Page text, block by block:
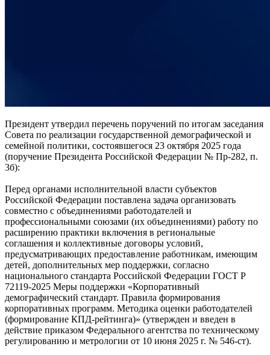
Президент утвердил перечень поручений по итогам заседания
Совета по реализации государственной демографической и
семейной политики, состоявшегося 23 октября 2025 года
(поручение Президента Российской Федерации № Пр-282, п.
3б):
Перед органами исполнительной власти субъектов
Российской Федерации поставлена задача организовать
совместно с объединениями работодателей и
профессиональными союзами (их объединениями) работу по
расширению практики включения в региональные
соглашения и коллективные договоры условий,
предусматривающих предоставление работникам, имеющим
детей, дополнительных мер поддержки, согласно
национального стандарта Российской Федерации ГОСТ Р
72119-2025 Меры поддержки «Корпоративный
демографический стандарт. Правила формирования
корпоративных программ. Методика оценки работодателей
(формирование КПД-рейтинга)» (утвержден и введен в
действие приказом Федерального агентства по техническому
регулированию и метрологии от 10 июня 2025 г. № 546-ст).